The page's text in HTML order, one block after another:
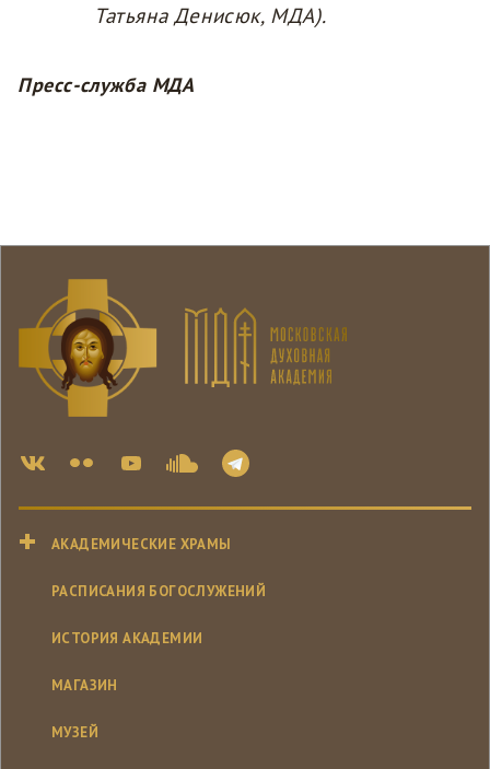
Татьяна Денисюк, МДА).
Пресс-служба МДА
АКАДЕМИЧЕСКИЕ ХРАМЫ
РАСПИСАНИЯ БОГОСЛУЖЕНИЙ
ИСТОРИЯ АКАДЕМИИ
МАГАЗИН
МУЗЕЙ